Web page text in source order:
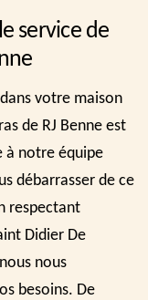
service de
votre maison
de RJ Benne est
à notre équipe
débarrasser de ce
respectant
Didier De
nous
besoins. De